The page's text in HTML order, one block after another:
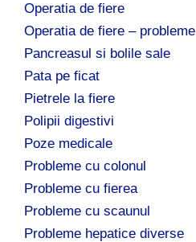
Operatia de fiere
Operatia de fiere – probleme
Pancreasul si bolile sale
Pata pe ficat
Pietrele la fiere
Polipii digestivi
Poze medicale
Probleme cu colonul
Probleme cu fierea
Probleme cu scaunul
Probleme hepatice diverse